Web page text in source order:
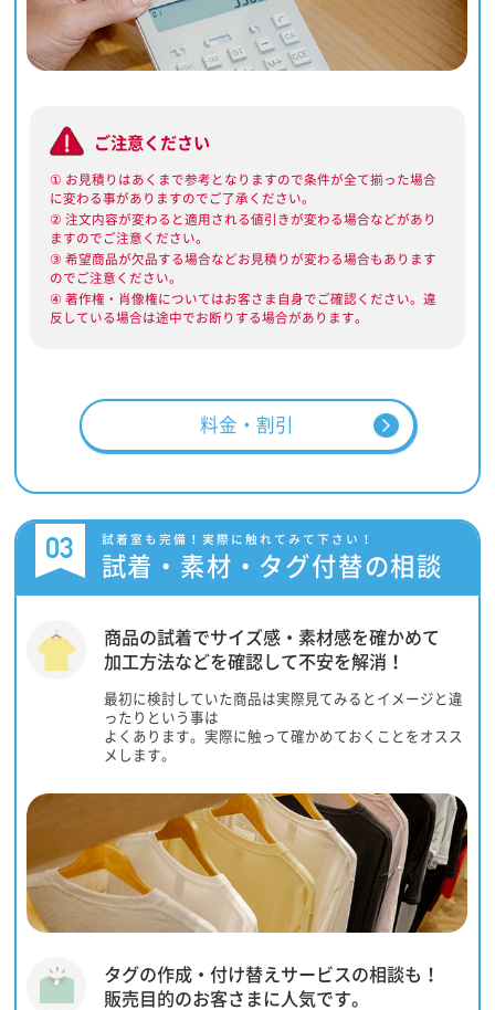
ご注意ください
① お見積りはあくまで参考となりますので条件が全て揃った場合
に変わる事がありますのでご了承ください。
② 注文内容が変わると適用される値引きが変わる場合などがあり
ますのでご注意ください。
③ 希望商品が欠品する場合などお見積りが変わる場合もあります
のでご注意ください。
④ 著作権・肖像権についてはお客さま自身でご確認ください。違
反している場合は途中でお断りする場合があります。
料金・割引
03 試着室も完備！実際に触れてみて下さい！
試着・素材・タグ付替の相談
商品の試着でサイズ感・素材感を確かめて
加工方法などを確認して不安を解消！
最初に検討していた商品は実際見てみるとイメージと違
ったりという事は
よくあります。実際に触って確かめておくことをオスス
メします。
タグの作成・付け替えサービスの相談も！
販売目的のお客さまに人気です。